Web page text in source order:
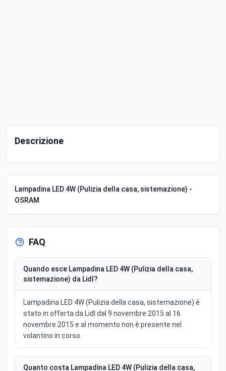
Descrizione
Lampadina LED 4W (Pulizia della casa, sistemazione) -
OSRAM
FAQ
Quando esce Lampadina LED 4W (Pulizia della casa,
sistemazione) da Lidl?
Lampadina LED 4W (Pulizia della casa, sistemazione) è
stato in offerta da Lidl dal 9 novembre 2015 al 16
novembre 2015 e al momento non è presente nel
volantino in corso.
Quanto costa Lampadina LED 4W (Pulizia della casa,